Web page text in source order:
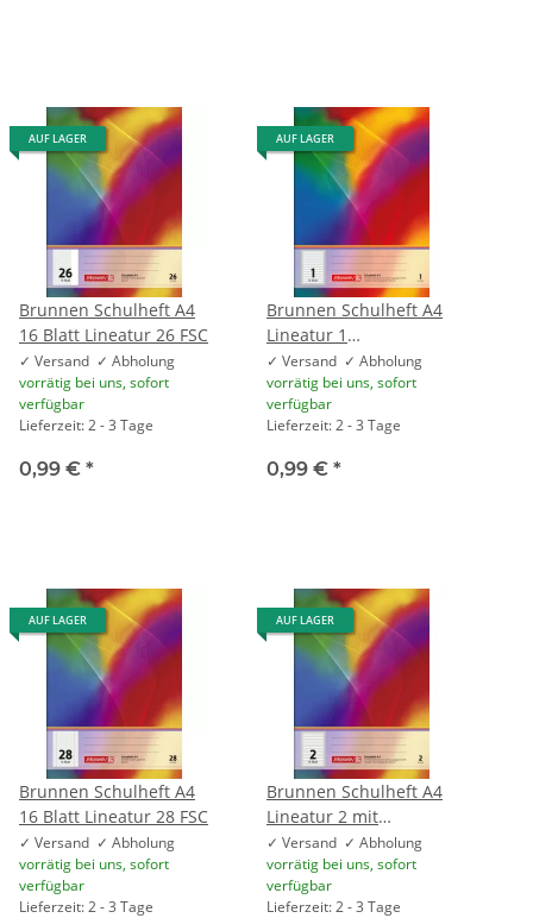
AUF LAGER
Brunnen Schulheft A4
16 Blatt Lineatur 26 FSC
✓ Versand ✓ Abholung
vorrätig bei uns, sofort
verfügbar
Lieferzeit: 2 - 3 Tage
0,99 € *
AUF LAGER
Brunnen Schulheft A4
Lineatur 1
Kontrastlineatur 16
Blatt
✓ Versand ✓ Abholung
vorrätig bei uns, sofort
verfügbar
Lieferzeit: 2 - 3 Tage
0,99 € *
AUF LAGER
Brunnen Schulheft A4
16 Blatt Lineatur 28 FSC
✓ Versand ✓ Abholung
vorrätig bei uns, sofort
verfügbar
Lieferzeit: 2 - 3 Tage
AUF LAGER
Brunnen Schulheft A4
Lineatur 2 mit
Kontrastlineatur 16
Blatt
✓ Versand ✓ Abholung
vorrätig bei uns, sofort
verfügbar
Lieferzeit: 2 - 3 Tage